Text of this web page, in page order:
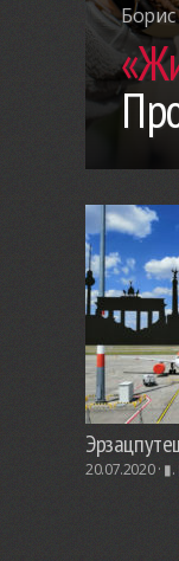
20.07.2020 · ▮.